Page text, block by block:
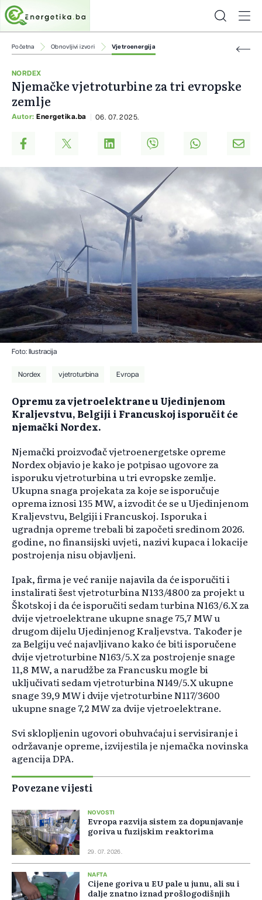
Početna Obnovljivi izvori Vjetroenergija
NORDEX
Njemačke vjetroturbine za tri evropske
zemlje
Autor: Energetika.ba 06. 07. 2025.
Foto: Ilustracija
Nordex vjetroturbina Evropa
Opremu za vjetroelektrane u Ujedinjenom
Kraljevstvu, Belgiji i Francuskoj isporučit će
njemački Nordex.
Njemački proizvođač vjetroenergetske opreme
Nordex objavio je kako je potpisao ugovore za
isporuku vjetroturbina u tri evropske zemlje.
Ukupna snaga projekata za koje se isporučuje
oprema iznosi 135 MW, a izvodit će se u Ujedinjenom
Kraljevstvu, Belgiji i Francuskoj. Isporuka i
ugradnja opreme trebali bi započeti sredinom 2026.
godine, no finansijski uvjeti, nazivi kupaca i lokacije
postrojenja nisu objavljeni.
Ipak, firma je već ranije najavila da će isporučiti i
instalirati šest vjetroturbina N133/4800 za projekt u
Škotskoj i da će isporučiti sedam turbina N163/6.X za
dvije vjetroelektrane ukupne snage 75,7 MW u
drugom dijelu Ujedinjenog Kraljevstva. Također je
za Belgiju već najavljivano kako će biti isporučene
dvije vjetroturbine N163/5.X za postrojenje snage
11,8 MW, a narudžbe za Francusku mogle bi
uključivati sedam vjetroturbina N149/5.X ukupne
snage 39,9 MW i dvije vjetroturbine N117/3600
ukupne snage 7,2 MW za dvije vjetroelektrane.
Svi sklopljenin ugovori obuhvaćaju i servisiranje i
održavanje opreme, izvijestila je njemačka novinska
agencija DPA.
Povezane vijesti
NOVOSTI
Evropa razvija sistem za dopunjavanje
goriva u fuzijskim reaktorima
29. 07. 2026.
NAFTA
Cijene goriva u EU pale u junu, ali su i
dalje znatno iznad prošlogodišnjih